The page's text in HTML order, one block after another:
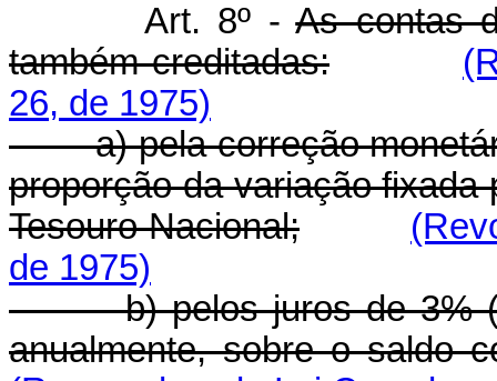
Art. 8º -As contas
também creditadas:
26, de 1975)
a) pela correção
proporção da variação
Tesouro Nacional;
de 1975)
b) pelos juros de 3%
anualmente, sobre o saldo